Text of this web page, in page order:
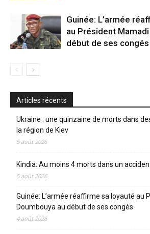
Guinée: L’armée
au Président
début de ses congés
Articles récents
Ukraine : une quinzaine de morts dans
la région de Kiev
5 août 2026
Kindia: Au moins 4 morts dans un
5 août 2026
Guinée: L’armée réaffirme sa loyauté au
Doumbouya au début de ses congés
4 août 2026